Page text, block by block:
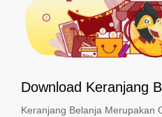
Download Keranjang
Keranjang Belanja Merupakan